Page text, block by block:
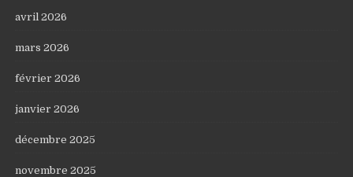
avril 2026
mars 2026
février 2026
janvier 2026
décembre 2025
novembre 2025